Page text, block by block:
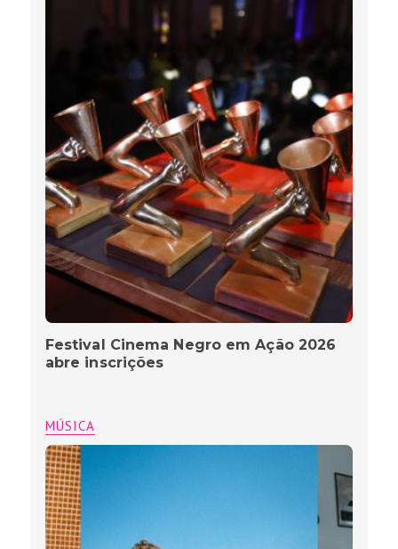
Festival Cinema Negro em Ação 2026
abre inscrições
MÚSICA